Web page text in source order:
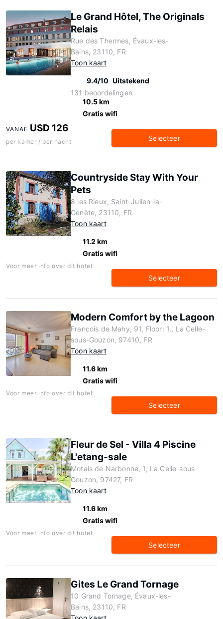
Le Grand Hôtel, The Originals
Relais
Rue des Thermes, Évaux-les-
Bains, 23110, FR
Toon kaart
9.4/10 Uitstekend
131 beoordelingen
10.5 km
Gratis wifi
VANAF USD 126
per kamer / per nacht Selecteer
Countryside Stay With Your
Pets
8 les Rieux, Saint-Julien-la-
Genête, 23110, FR
Toon kaart
11.2 km
Gratis wifi
Voor meer info over dit hotel:
Selecteer
Modern Comfort by the Lagoon
Francois de Mahy, 91, Floor: 1,, La Celle-
sous-Gouzon, 97410, FR
Toon kaart
11.6 km
Gratis wifi
Voor meer info over dit hotel:
Selecteer
Fleur de Sel - Villa 4 Piscine
L'etang-sale
Motais de Narbonne, 1, La Celle-sous-
Gouzon, 97427, FR
Toon kaart
11.6 km
Gratis wifi
Voor meer info over dit hotel:
Selecteer
Gites Le Grand Tornage
10 Grand Tornage, Évaux-les-
Bains, 23110, FR